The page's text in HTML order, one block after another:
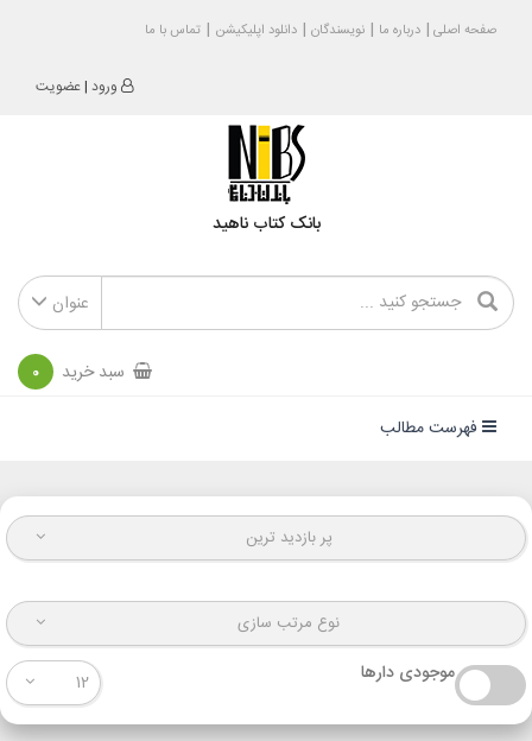
صفحه اصلی درباره ما نویسندگان دانلود اپلیکیشن تماس با ما
ورود |عضویت
بانک کتاب ناهید
عنوان
سبد خرید 0
فهرست مطالب
پر بازدید ترین
نوع مرتب سازی
موجودی دارها 12